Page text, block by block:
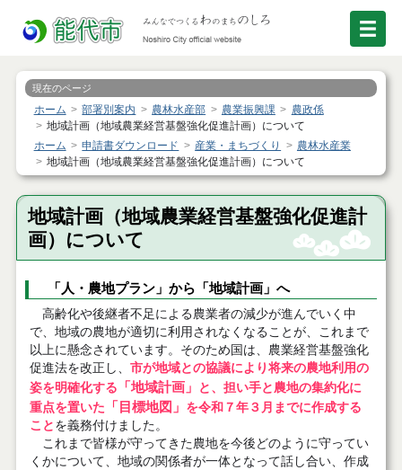
現在のページ
ホーム 部署別案内 農林水産部 農業振興課
農政係
地域計画（地域農業経営基盤強化促進計画）について
ホーム
申請書ダウンロード 産業・まちづくり
農林水産業
地域計画（地域農業経営基盤強化促進計画）について
地域計画（地域農業経営基盤強化促進計
画）について
「人・農地プラン」から「地域計画」へ
高齢化や後継者不足による農業者の減少が進んでいく中
で、地域の農地が適切に利用されなくなることが、これまで
以上に懸念されています。そのため国は、農業経営基盤強化
促進法を改正し、 市が地域との協議により将来の農地利用の
姿を明確化する
「地域計画」
と、担い手と農地の集約化に
重点を置いた
「目標地図」 を令和７年３月までに作成する
こと を義務付けました。
これまで皆様が守ってきた農地を今後どのように守ってい
くかについて、地域の関係者が一体となって話し合い、作成